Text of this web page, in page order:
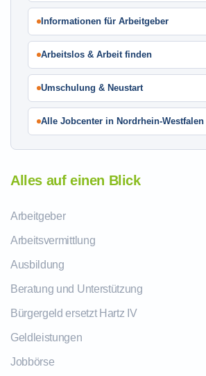
Informationen für Arbeitgeber
Arbeitslos & Arbeit finden
Umschulung & Neustart
Alle Jobcenter in Nordrhein-Westfalen
Alles auf einen Blick
Arbeitgeber
Arbeitsvermittlung
Ausbildung
Beratung und Unterstützung
Bürgergeld ersetzt Hartz IV
Geldleistungen
Jobbörse